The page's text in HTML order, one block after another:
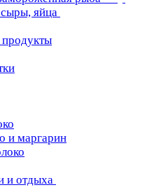
яйца
и маргарин
и отдыха